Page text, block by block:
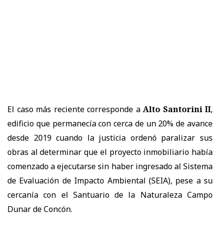
El caso más reciente corresponde a Alto Santorini II,
edificio que permanecía con cerca de un 20% de avance
desde 2019 cuando la justicia ordenó paralizar sus
obras al determinar que el proyecto inmobiliario había
comenzado a ejecutarse sin haber ingresado al Sistema
de Evaluación de Impacto Ambiental (SEIA), pese a su
cercanía con el Santuario de la Naturaleza Campo
Dunar de Concón.